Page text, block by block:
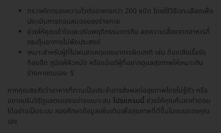
ตรวจคัดกรองความไวต่ออาหารกว่า 200 ชนิด โดยใช้วิธีเจาะเลือดเพื่อ
ประเมินการตอบสนองของร่างกาย
ช่วยให้คุณเข้าใจและปรับพฤติกรรมการกิน ลดความเสี่ยงจากอาหารที่
กระตุ้นอาการไม่พึงประสงค์
เหมาะสำหรับผู้ที่ไม่พบสาเหตุของอาการผิดปกติ เช่น ท้องเสียเรื้อรัง
ท้องอืด ภูมิแพ้ผิวหนัง หรือแม้แต่ผู้ที่อยากดูแลสุขภาพให้เหมาะกับ
ร่างกายตนเอง 🥄
หากคุณสงสัยว่าอาหารที่ทานเป็นประจำอาจส่งผลต่อสุขภาพโดยไม่รู้ตัว หรือ
อยากปรับวิธีดูแลตนเองอย่างเหมาะสม โปรแกรมนี้ ช่วยให้คุณค้นหาคำตอบ
ได้อย่างเป็นระบบ ลองศึกษาข้อมูลเพิ่มเติมเพื่อสุขภาพที่ดีขึ้นในแบบของคุณ
เอง